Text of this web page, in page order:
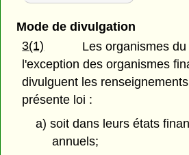
Mode de divulgation
3(1)
Les organismes
l'exception des organismes
divulguent les
présente loi :
a) soit dans leurs états
annuels;